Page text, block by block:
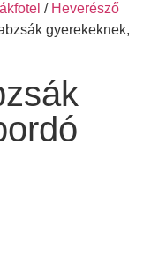
/ Heverésző
gyerekeknek,